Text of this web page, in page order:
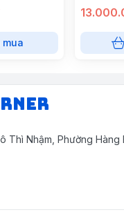
mua
Thì Nhậm, Phường Hàng